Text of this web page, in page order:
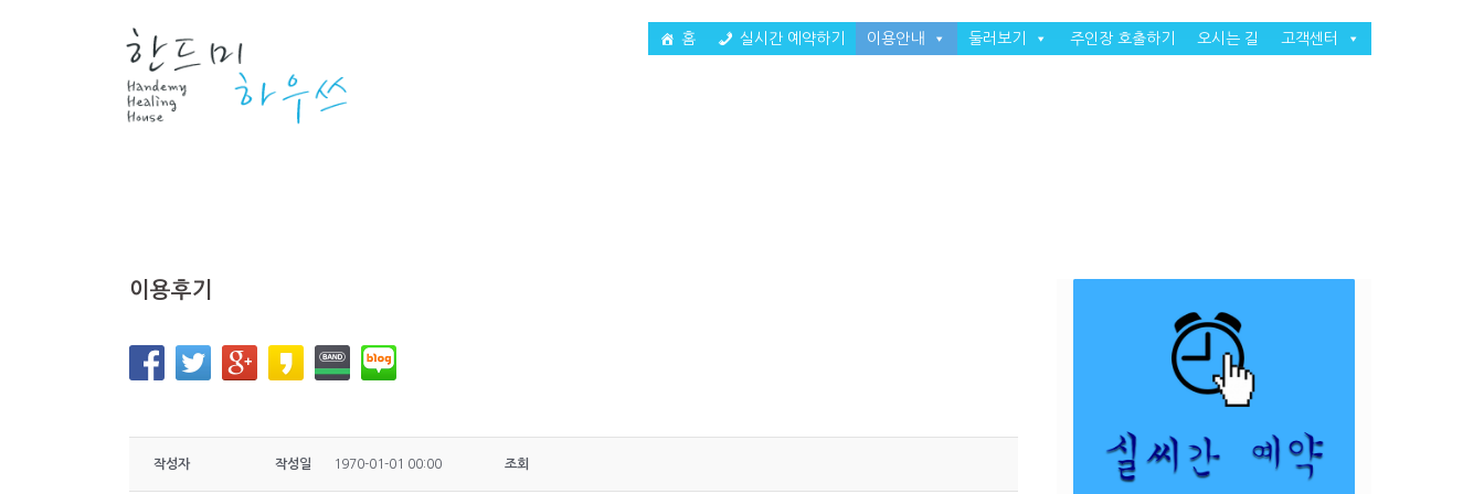
홈 실시간 예약하기 이용안내 둘러보기 주인장 호출하기 오시는 길 고객센터
이용후기
작성자 작성일 1970-01-01 00:00 조회